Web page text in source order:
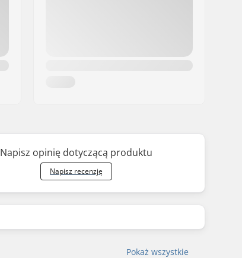
Napisz opinię dotyczącą produktu
Napisz recenzję
Pokaż wszystkie